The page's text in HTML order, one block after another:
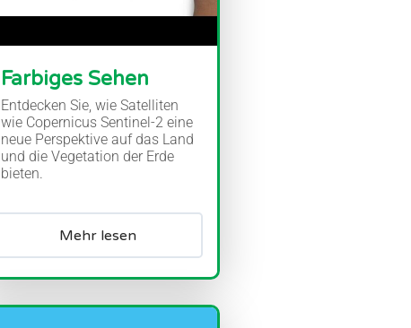
Farbiges Sehen
Entdecken Sie, wie Satelliten
wie Copernicus Sentinel-2 eine
neue Perspektive auf das Land
und die Vegetation der Erde
bieten.
Mehr lesen